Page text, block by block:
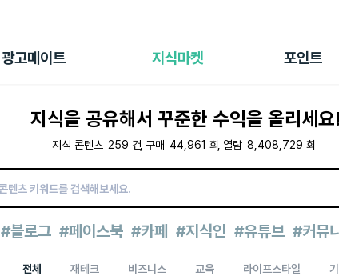
광고메이트 지식마켓 포인트
광고리포트
출석 룰렛
후원
이용내역
지식을 공유해서 꾸준한 수익을 올리세요!
지식 콘텐츠 259 건 구매 44,961 회 열람 8,408,729 회
#블로그 #페이스북 #카페 #지식인 #유튜브 #커뮤
전체 재테크 비즈니스 교육 라이프스타일